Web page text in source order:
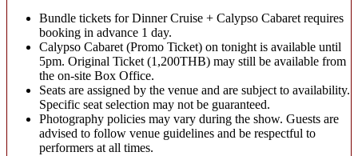
Bundle tickets for Dinner Cruise + Calypso Cabaret requires
booking in advance 1 day.
Calypso Cabaret (Promo Ticket) on tonight is available until
5pm. Original Ticket (1,200THB) may still be available from
the on-site Box Office.
Seats are assigned by the venue and are subject to availability.
Specific seat selection may not be guaranteed.
Photography policies may vary during the show. Guests are
advised to follow venue guidelines and be respectful to
performers at all times.